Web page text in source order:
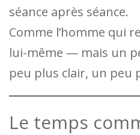
séance après séance.
Comme l’homme qui
lui-même — mais un
peu plus clair, un peu
Le temps